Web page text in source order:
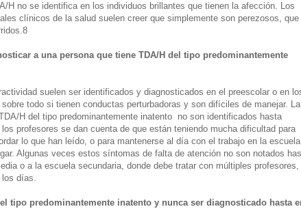
H no se identifica en los individuos brillantes que tienen la afección. Los
clínicos de la salud suelen creer que simplemente son perezosos, que
a una persona que tiene TDA/H del tipo predominantemente
suelen ser identificados y diagnosticados en el preescolar o en
todo si tienen conductas perturbadoras y son difíciles de manejar. La
H del tipo predominantemente inatento no son identificados hasta
profesores se dan cuenta de que están teniendo mucha dificultad para
lo que han leído, o para mantenerse al día con el trabajo en la
Algunas veces estos síntomas de falta de atención no son notados
o a la escuela secundaria, donde debe tratar con múltiples profesores,
los días.
tipo predominantemente inatento y nunca ser diagnosticado hasta